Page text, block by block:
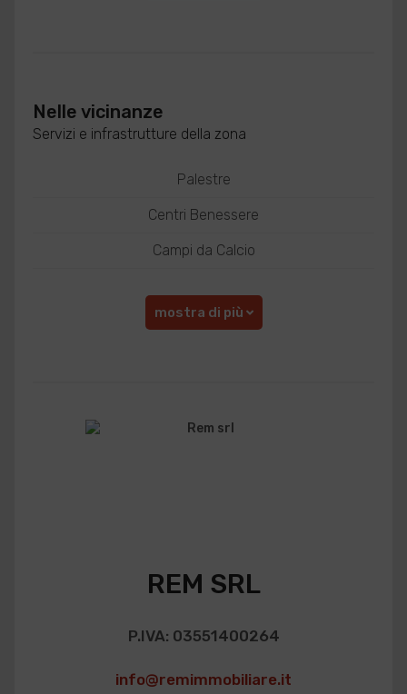
Nelle vicinanze
Servizi e infrastrutture della zona
Palestre
Centri Benessere
Campi da Calcio
mostra di più
REM SRL
P.IVA: 03551400264
info@remimmobiliare.it